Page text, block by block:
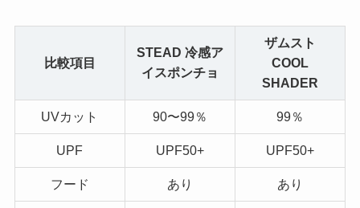
比較項目
STEAD 冷感ア
イスポンチョ
ザムスト
COOL
SHADER
UVカット 90〜99％ 99％
UPF UPF50+ UPF50+
フード あり あり